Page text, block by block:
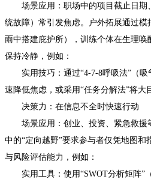
场景应用：职场中的项目截止日期
统故障）常引发焦虑。户外拓展通过
雨中搭建庇护所），训练个体在生理
保持冷静，例如：
实用技巧：通过“4-7-8呼吸法”（
速降低焦虑，或采用“任务分解法”将大
决策力：在信息不全时快速行动
场景应用：创业、投资、紧急救援
中的“定向越野”要求参与者仅凭地图
与风险评估能力，例如：
实用工具：使用“SWOT分析矩阵”